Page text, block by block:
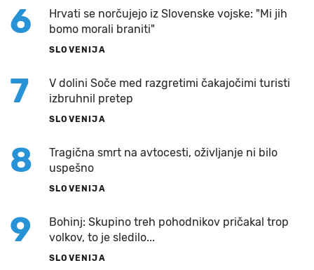
6
Hrvati se norčujejo iz Slovenske vojske: "Mi jih
bomo morali braniti"
SLOVENIJA
7
V dolini Soče med razgretimi čakajočimi turisti
izbruhnil pretep
SLOVENIJA
8
Tragična smrt na avtocesti, oživljanje ni bilo
uspešno
SLOVENIJA
9
Bohinj: Skupino treh pohodnikov pričakal trop
volkov, to je sledilo...
SLOVENIJA